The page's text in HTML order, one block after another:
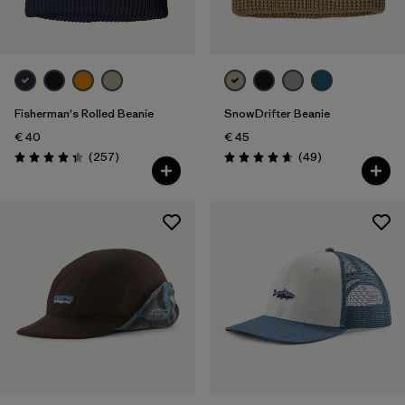
Fisherman's Rolled Beanie
€ 40
Valutazione: 4.3 / 5
(257Recensioni
)
SnowDrifter Beanie
€ 45
Valutazione: 4.7 / 5
(49Recensioni
)